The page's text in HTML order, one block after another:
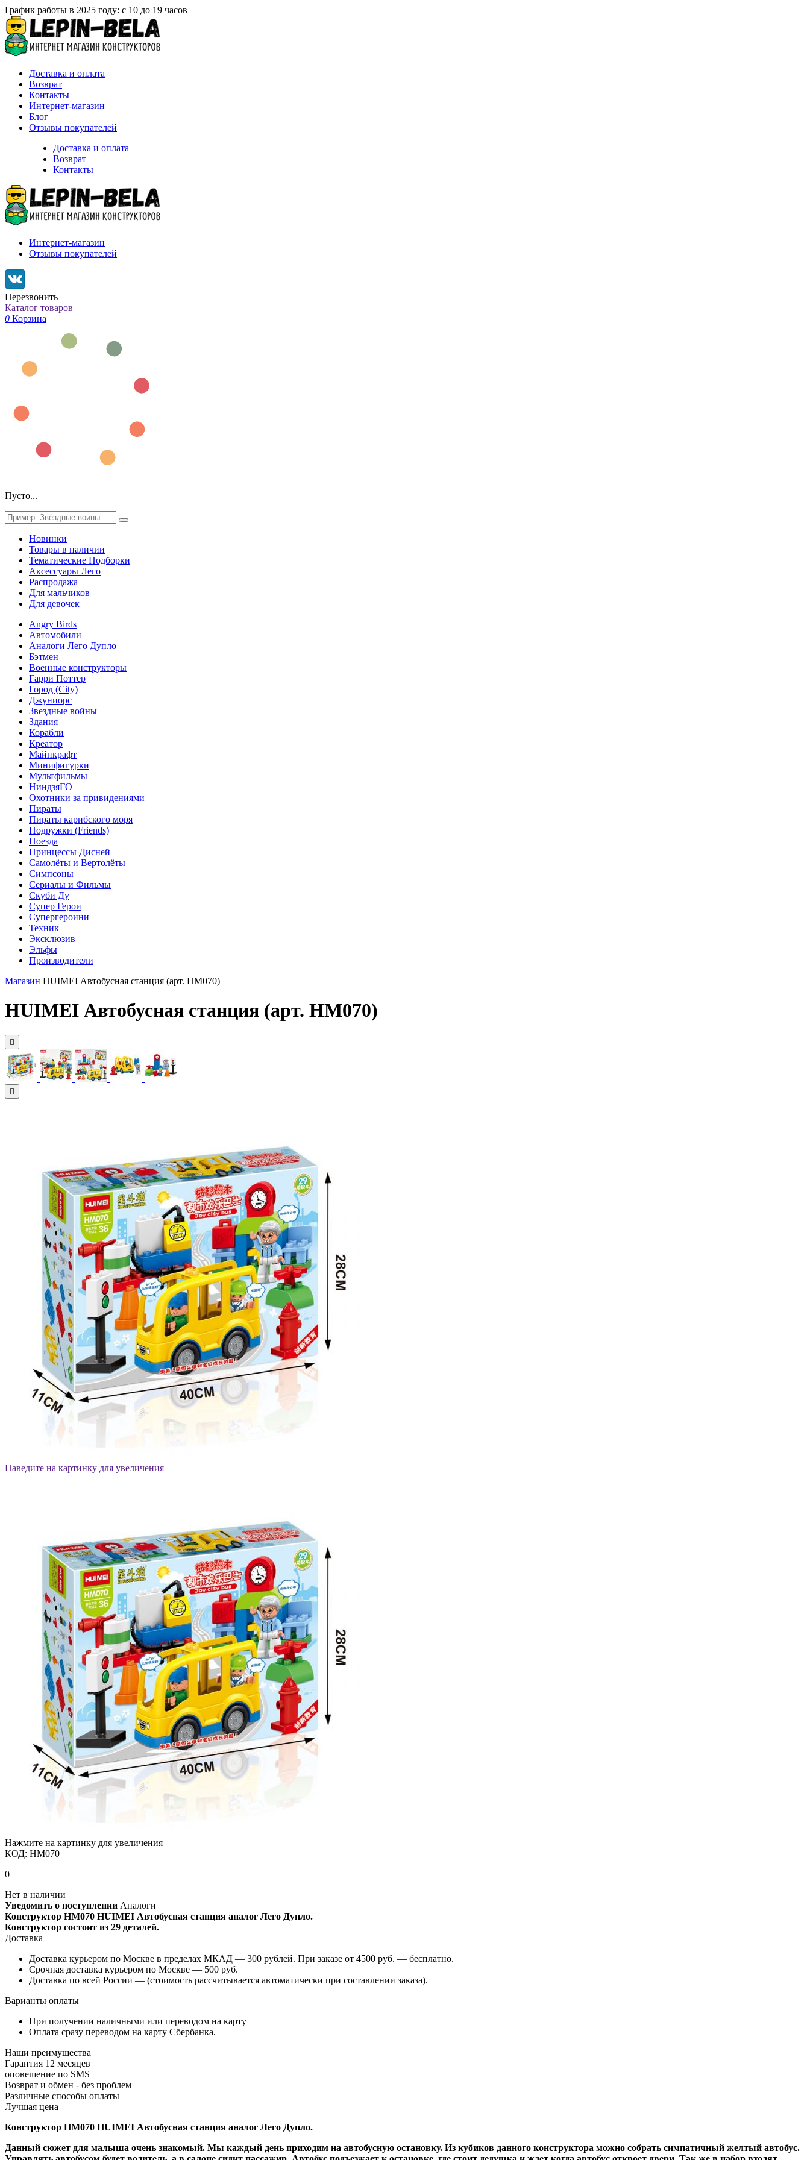
График работы в 2025 году: с 10 до 19 часов
Доставка и оплата
Возврат
Контакты
Интернет-магазин
Блог
Отзывы покупателей
Доставка и оплата
Возврат
Контакты
Интернет-магазин
Отзывы покупателей
Перезвонить
Каталог товаров
0 Корзина
Пусто...
Новинки
Товары в наличии
Тематические Подборки
Аксессуары Лего
Распродажа
Для мальчиков
Для девочек
Angry Birds
Автомобили
Аналоги Лего Дупло
Бэтмен
Военные конструкторы
Гарри Поттер
Город (City)
Джуниорс
Звездные войны
Здания
Корабли
Креатор
Майнкрафт
Минифигурки
Мультфильмы
НиндзяГО
Охотники за привидениями
Пираты
Пираты карибского моря
Подружки (Friends)
Поезда
Принцессы Дисней
Самолёты и Вертолёты
Симпсоны
Сериалы и Фильмы
Скуби Ду
Супер Герои
Супергероини
Техник
Эксклюзив
Эльфы
Производители
Магазин HUIMEI Автобусная станция (арт. HM070)
HUIMEI Автобусная станция (арт. HM070)
Наведите на картинку для увеличения
Нажмите на картинку для увеличения
КОД: HM070
0
Нет в наличии
Уведомить о поступлении Аналоги
Конструктор HM070 HUIMEI Автобусная станция аналог Лего Дупло.
Конструктор состоит из 29 деталей.
Доставка
Доставка курьером по Москве в пределах МКАД — 300 рублей. При заказе от 4500 руб. — бесплатно.
Срочная доставка курьером по Москве — 500 руб.
Доставка по всей России — (стоимость рассчитывается автоматически при составлении заказа).
Варианты оплаты
При получении наличными или переводом на карту
Оплата сразу переводом на карту Сбербанка.
Наши преимущества
Гарантия 12 месяцев
оповешение по SMS
Возврат и обмен - без проблем
Различные способы оплаты
Лучшая цена
Конструктор HM070 HUIMEI Автобусная станция аналог Лего Дупло.
Данный сюжет для малыша очень знакомый. Мы каждый день приходим на автобусную остановку. Из кубиков данного конструктора можно собрать симпатичный желтый автобус.